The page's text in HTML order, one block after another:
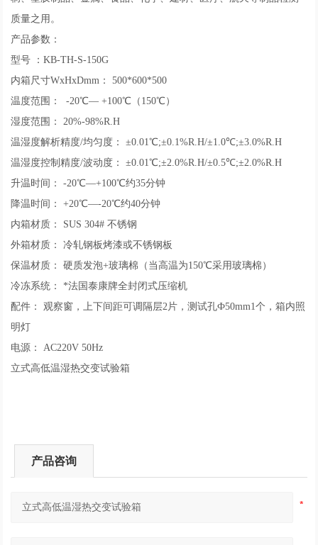
质量之用。
产品参数：
型号 ：KB-TH-S-150G
内箱尺寸WxHxDmm： 500*600*500
温度范围： -20℃— +100℃（150℃）
湿度范围： 20%-98%R.H
温湿度解析精度/均匀度： ±0.01℃;±0.1%R.H/±1.0℃;±3.0%R.H
温湿度控制精度/波动度： ±0.01℃;±2.0%R.H/±0.5℃;±2.0%R.H
升温时间： -20℃—+100℃约35分钟
降温时间： +20℃—-20℃约40分钟
内箱材质： SUS 304# 不锈钢
外箱材质： 冷轧钢板烤漆或不锈钢板
保温材质： 硬质发泡+玻璃棉（当高温为150℃采用玻璃棉）
冷冻系统： *法国泰康牌全封闭式压缩机
配件： 观察窗，上下间距可调隔层2片，测试孔Ф50mm1个，箱内照
明灯
电源： AC220V 50Hz
立式高低温湿热交变试验箱
产品咨询